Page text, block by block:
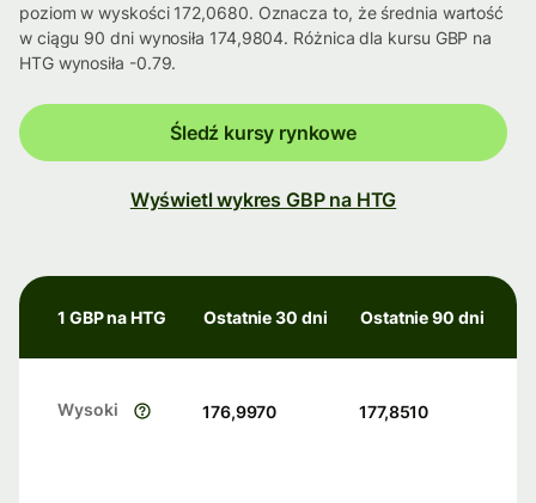
poziom w wyskości 172,0680. Oznacza to, że średnia wartość
w ciągu 90 dni wynosiła 174,9804. Różnica dla kursu GBP na
HTG wynosiła -0.79.
Śledź kursy rynkowe
Wyświetl wykres GBP na HTG
1 GBP na HTG Ostatnie 30 dni Ostatnie 90 dni
Wysoki 176,9970 177,8510